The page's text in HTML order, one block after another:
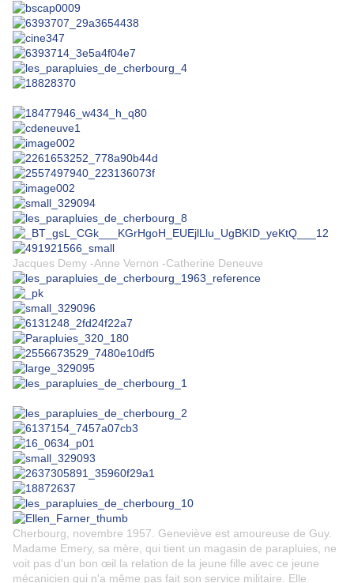
Jacques Demy -Anne Vernon -Catherine Deneuve
Cherbourg, novembre 1957. Geneviève est amoureuse de Guy.
Madame Emery, sa mère, qui tient un magasin de parapluies, ne
voit pas d'un bon œil la relation de la jeune fille avec ce jeune
mécanicien qui n'a même pas fait son service militaire. Elle